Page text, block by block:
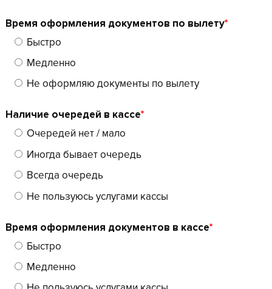
Время оформления документов по вылету*
Быстро
Медленно
Не оформляю документы по вылету
Наличие очередей в кассе*
Очередей нет / мало
Иногда бывает очередь
Всегда очередь
Не пользуюсь услугами кассы
Время оформления документов в кассе*
Быстро
Медленно